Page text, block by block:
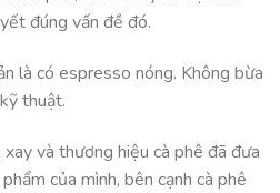
đúng vấn đề đó.
là có espresso nóng. Không bừa
thuật.
xay và thương hiệu cà phê đã đưa
của mình, bên cạnh cà phê